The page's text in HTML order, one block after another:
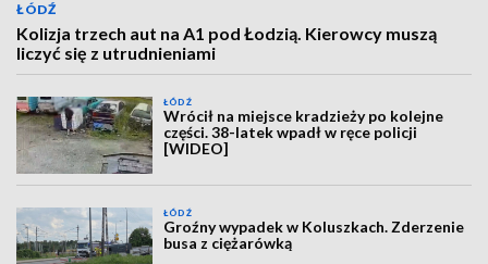
ŁÓDŹ
Kolizja trzech aut na A1 pod Łodzią. Kierowcy muszą
liczyć się z utrudnieniami
ŁÓDŹ
Wrócił na miejsce kradzieży po kolejne
części. 38-latek wpadł w ręce policji
[WIDEO]
ŁÓDŹ
Groźny wypadek w Koluszkach. Zderzenie
busa z ciężarówką